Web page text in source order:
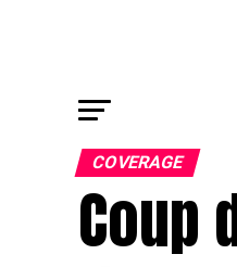
COVERAGE
Coup